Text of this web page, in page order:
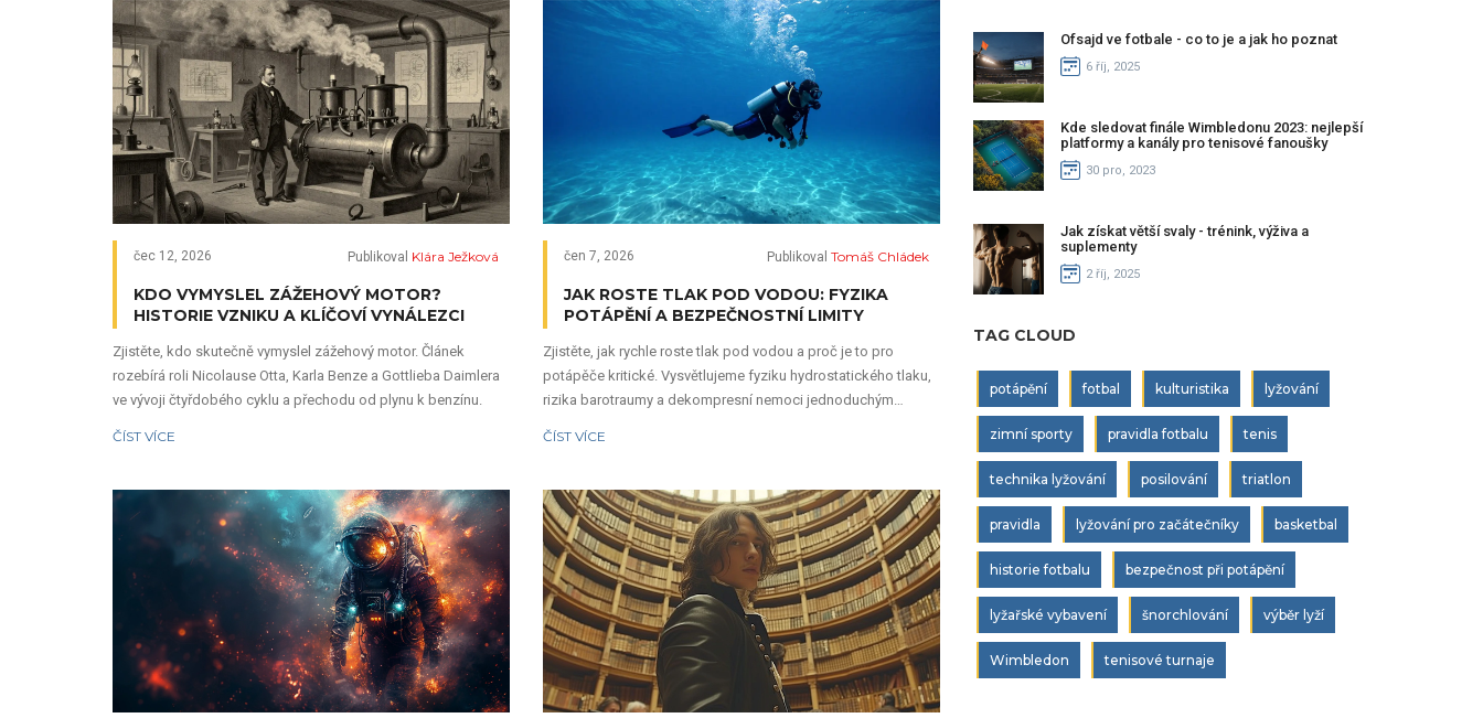
čec 12, 2026 Publikoval Klára Ježková
KDO VYMYSLEL ZÁŽEHOVÝ MOTOR?
HISTORIE VZNIKU A KLÍČOVÍ VYNÁLEZCI
Zjistěte, kdo skutečně vymyslel zážehový motor. Článek
rozebírá roli Nicolause Otta, Karla Benze a Gottlieba Daimlera
ve vývoji čtyřdobého cyklu a přechodu od plynu k benzínu.
ČÍST VÍCE
čen 7, 2026 Publikoval Tomáš Chládek
JAK ROSTE TLAK POD VODOU: FYZIKA
POTÁPĚNÍ A BEZPEČNOSTNÍ LIMITY
Zjistěte, jak rychle roste tlak pod vodou a proč je to pro
potápěče kritické. Vysvětlujeme fyziku hydrostatického tlaku,
rizika barotraumy a dekompresní nemoci jednoduchým
ČÍST VÍCE
Ofsajd ve fotbale - co to je a jak ho poznat
6 říj, 2025
Kde sledovat finále Wimbledonu 2023: nejlepší
platformy a kanály pro tenisové fanoušky
30 pro, 2023
Jak získat větší svaly - trénink, výživa a
suplementy
2 říj, 2025
TAG CLOUD
potápění fotbal kulturistika lyžování
zimní sporty pravidla fotbalu tenis
technika lyžování posilování triatlon
pravidla lyžování pro začátečníky basketbal
historie fotbalu bezpečnost při potápění
lyžařské vybavení šnorchlování výběr lyží
Wimbledon tenisové turnaje